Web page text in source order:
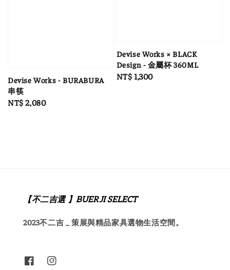
Devise Works - BURABURA
串筷
Regular
NT$ 2,080
Devise Works × BLACK
Design - 金屬杯 360ML
Regular
NT$ 1,300
【不二吉選 】BUERJI SELECT
2023不二吉 _ 策展與精品家具選物生活空間。